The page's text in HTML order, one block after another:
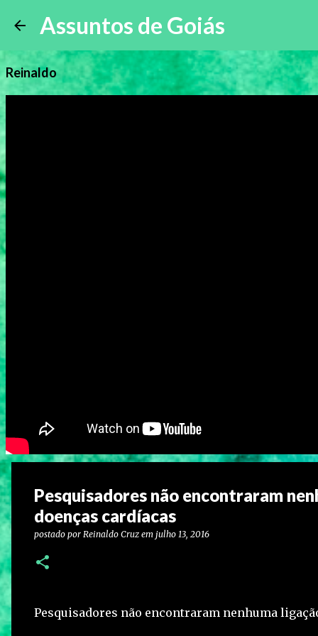
Assuntos de Goiás
Reinaldo
Pesquisadores não encontraram
doenças cardíacas
postado por Reinaldo Cruz em julho 13, 2016
Pesquisadores não encontraram nenhuma